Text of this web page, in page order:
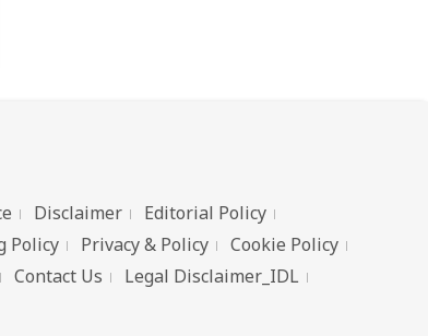
Disclaimer
Editorial Policy
Policy
Privacy & Policy
Cookie Policy
Contact Us Legal Disclaimer_IDL